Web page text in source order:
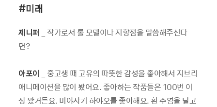
#미래
제니퍼
_ 작가로서 롤 모델이나 지향점을 말씀해주신다
면?
아포이 _ 중고생 때 고유의 따뜻한 감성을 좋아해서 지브리
애니메이션을 많이 봤어요. 좋아하는 작품들은 100번 이
상 봤거든요. 미야자키 하야오를 좋아해요. 흰 수염을 달고